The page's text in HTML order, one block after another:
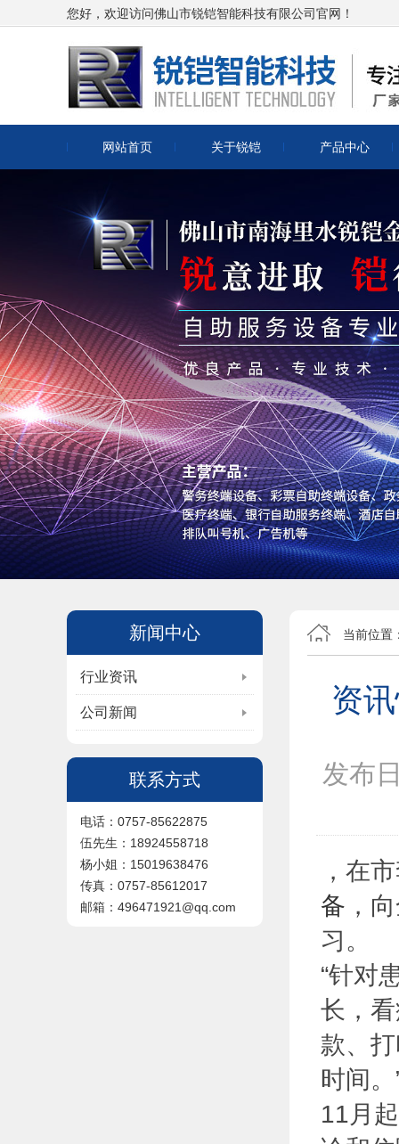
您好，欢迎访问佛山市锐铠智能科技有限公司官网！
网站首页 关于锐铠 产品中心
新闻中心
行业资讯
公司新闻
联系方式
电话：0757-85622875
伍先生：18924558718
杨小姐：15019638476
传真：0757-85612017
邮箱：496471921@qq.com
当前位置
资
发布
，在
备 ，
习。
“针对
长，
款、
时间
11月